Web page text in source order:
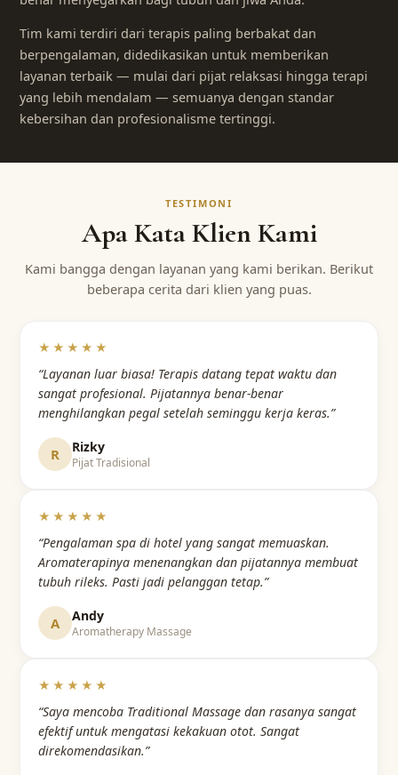
Tim kami terdiri dari terapis paling berbakat dan
berpengalaman, didedikasikan untuk memberikan
layanan terbaik — mulai dari pijat relaksasi hingga terapi
yang lebih mendalam — semuanya dengan standar
kebersihan dan profesionalisme tertinggi.
TESTIMONI
Apa Kata Klien Kami
Kami bangga dengan layanan yang kami berikan. Berikut
beberapa cerita dari klien yang puas.
★★★★★
“Layanan luar biasa! Terapis datang tepat waktu dan
sangat profesional. Pijatannya benar-benar
menghilangkan pegal setelah seminggu kerja keras.”
R Rizky
Pijat Tradisional
★★★★★
“Pengalaman spa di hotel yang sangat memuaskan.
Aromaterapinya menenangkan dan pijatannya membuat
tubuh rileks. Pasti jadi pelanggan tetap.”
A Andy
Aromatherapy Massage
★★★★★
“Saya mencoba Traditional Massage dan rasanya sangat
efektif untuk mengatasi kekakuan otot. Sangat
direkomendasikan.”